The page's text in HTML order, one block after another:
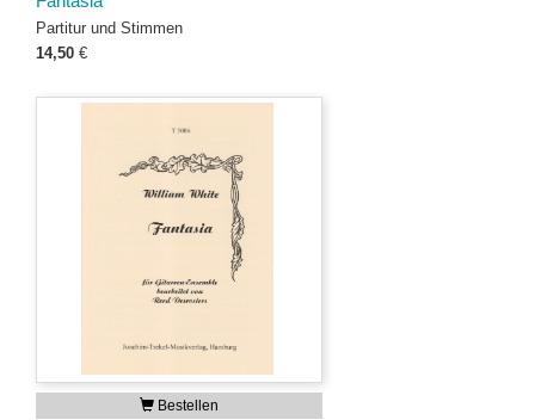
Partitur und Stimmen
14,50 €
Bestellen